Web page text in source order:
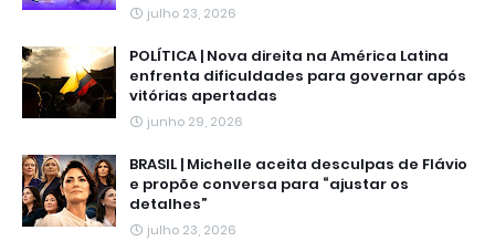
julho 23, 2026
POLÍTICA | Nova direita na América Latina
enfrenta dificuldades para governar após
vitórias apertadas
junho 29, 2026
BRASIL | Michelle aceita desculpas de Flávio
e propõe conversa para “ajustar os
detalhes”
julho 23, 2026